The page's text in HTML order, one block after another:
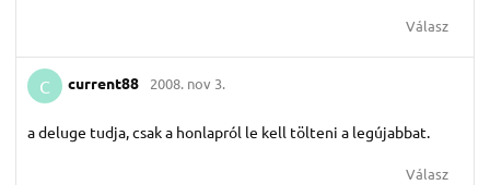
Válasz
C current88 2008. nov 3.
a deluge tudja, csak a honlapról le kell tölteni a legújabbat.
Válasz